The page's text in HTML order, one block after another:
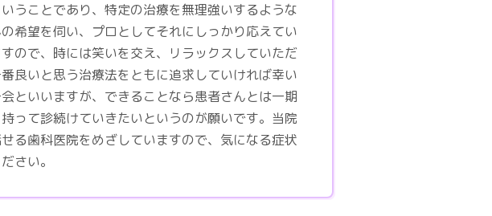
うことであり、特定の治療を無理強いするような
希望を伺い、プロとしてそれにしっかり応えてい
ので、時には笑いを交え、リラックスしていただ
良いと思う治療法をともに追求していければ幸い
といいますが、できることなら患者さんとは一期
って診続けていきたいというのが願いです。当院
る歯科医院をめざしていますので、気になる症状
さい。